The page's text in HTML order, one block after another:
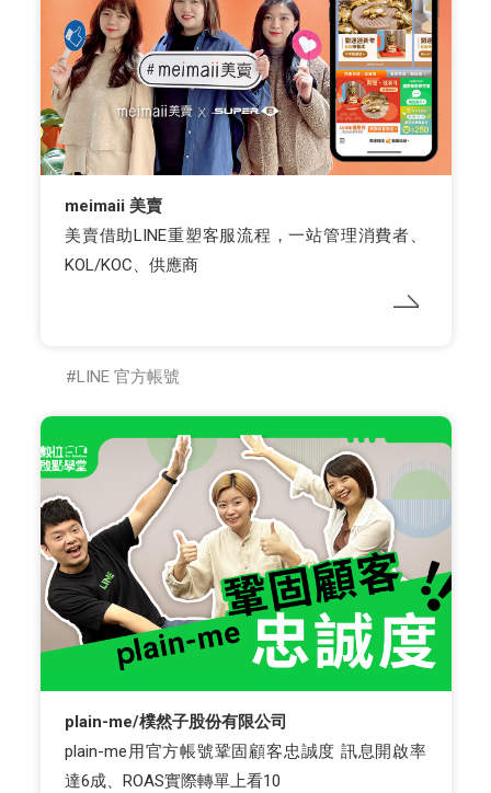
meimaii 美賣
美賣借助LINE重塑客服流程，一站管理消費者、
KOL/KOC、供應商
LINE 官方帳號
plain-me/樸然子股份有限公司
plain-me用官方帳號鞏固顧客忠誠度 訊息開啟率
達6成、ROAS實際轉單上看10